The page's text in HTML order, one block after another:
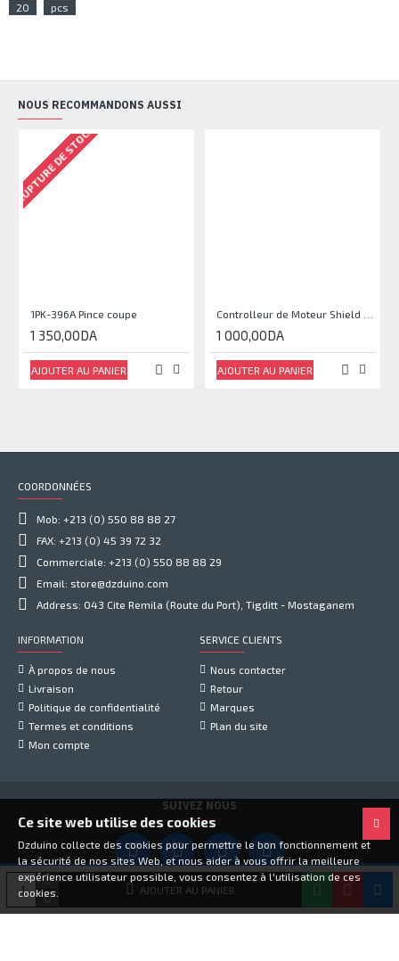
AJOUTER AU PANIER
20
pcs
NOUS RECOMMANDONS AUSSI
RUPTURE DE STOCK
1PK-396A Pince coupe
1 350,00DA
AJOUTER AU PANIER
1 000,00DA
AJOUTER AU PANIER
COORDONNÉES
Mob: +213 (0) 550 88 88 27
FAX: +213 (0) 45 39 72 32
Commerciale: +213 (0) 550 88 88 29
Email: store@dzduino.com
Address: 043 Cite Remila (Route du Port), Tigditt - Mostaganem
INFORMATION
À propos de nous
Livraison
Politique de confidentialité
Termes et conditions
Mon compte
SERVICE CLIENTS
Nous contacter
Retour
Marques
Plan du site
SUIVEZ NOUS
Copyright © 2021, Dzduino Electronics, Tous droits réservés
Ce site web utilise des cookies
Dzduino collecte des cookies pour permettre le bon fonctionnement et
la sécurité de nos sites Web, et nous aider à vous offrir la meilleure
expérience utilisateur possible, vous consentez à l'utilisation de ces
cookies.